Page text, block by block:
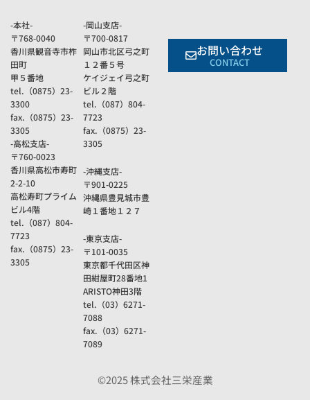
-本社-
〒768-0040
香川県観音寺市柞
田町
甲５番地
tel.（0875）23-
3300
fax.（0875）23-
3305
-高松支店-
〒760-0023
香川県高松市寿町
2-2-10
高松寿町プライム
ビル4階
tel.（087）804-
7723
fax.（0875）23-
3305
-岡山支店-
〒700-0817
岡山市北区弓之町
１２番５号
ケイジェイ弓之町
ビル２階
tel.（087）804-
7723
fax.（0875）23-
3305
-沖縄支店-
〒901-0225
沖縄県豊見城市豊
崎１番地１２７
-東京支店-
〒101-0035
東京都千代田区神
田紺屋町28番地1
ARISTO神田3階
tel.（03）6271-
7088
fax.（03）6271-
7089
お問い合わせ
CONTACT
©2025 株式会社三栄産業